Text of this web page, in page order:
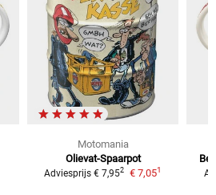
Motomania
Olievat-Spaarpot
Adviesprijs € 7,952 € 7,051